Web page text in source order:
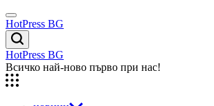
Skip
to
content
Menu
HotPress BG
Търсене
HotPress BG
Всичко най-ново първо при нас!